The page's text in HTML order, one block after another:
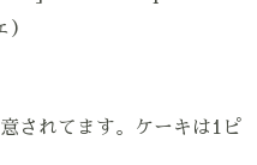
)
されてます。ケーキは1ピ